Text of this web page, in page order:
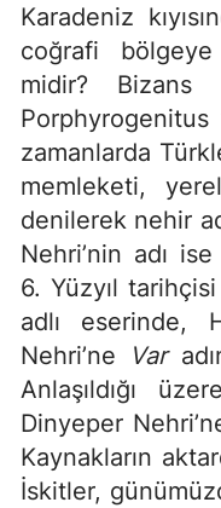
Karadeniz
coğrafi
midir? Bizans
Porphyrogenitus
zamanlarda
memleketi,
denilerek nehir
Nehri’nin adı ise
6. Yüzyıl
adlı eserinde,
Nehri’ne
Var
Anlaşıldığı
Dinyeper
Kaynakların
İskitler,